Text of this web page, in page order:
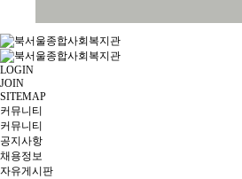
LOGIN
JOIN
SITEMAP
커뮤니티
커뮤니티
공지사항
채용정보
자유게시판